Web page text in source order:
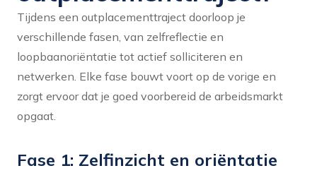
Tijdens een outplacementtraject doorloop je
verschillende fasen, van zelfreflectie en
loopbaanoriëntatie tot actief solliciteren en
netwerken. Elke fase bouwt voort op de vorige en
zorgt ervoor dat je goed voorbereid de arbeidsmarkt
opgaat.
Fase 1: Zelfinzicht en oriëntatie